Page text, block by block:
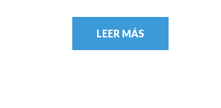
LEER MÁS